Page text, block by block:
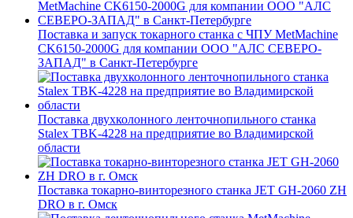
Поставка и запуск токарного станка с ЧПУ MetMachine
CK6150-2000G для компании ООО "АЛС СЕВЕРО-
ЗАПАД" в Санкт-Петербурге
Поставка двухколонного ленточнопильного станка
Stalex TBK-4228 на предприятие во Владимирской
области
Поставка токарно-винторезного станка JET GH-2060 ZH
DRO в г. Омск